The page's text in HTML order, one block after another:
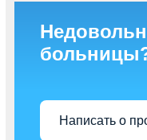
Написать о